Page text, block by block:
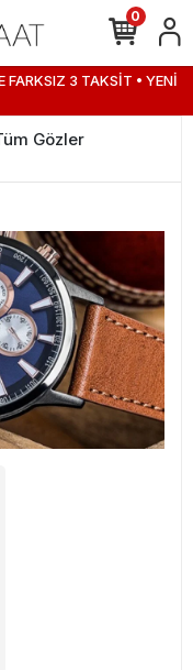
FARKSIZ 3 TAKSİT • YENİ
0
Gözler